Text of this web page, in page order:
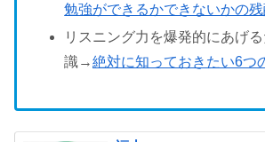
勉強ができるかできないかの
リスニング力を爆発的にあげ
識→絶対に知っておきたい6つ